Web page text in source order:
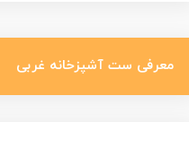
معرفی ست آشپزخانه غربی